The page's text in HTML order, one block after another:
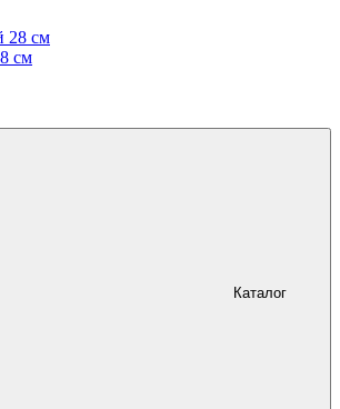
см
Каталог